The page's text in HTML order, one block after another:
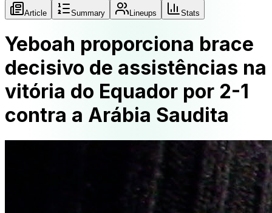
Article Summary Lineups Stats
Yeboah proporciona brace
decisivo de assistências na
vitória do Equador por 2-1
contra a Arábia Saudita